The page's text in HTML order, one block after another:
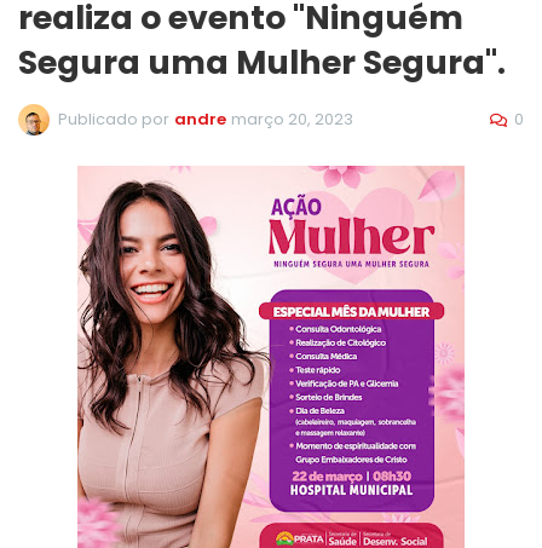
realiza o evento "Ninguém
Segura uma Mulher Segura".
Publicado por andre março 20, 2023 0